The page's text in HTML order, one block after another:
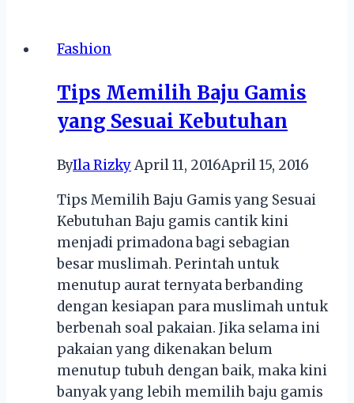
Fashion
Tips Memilih Baju Gamis
yang Sesuai Kebutuhan
ByIla RizkyApril 11, 2016April 15, 2016
Tips Memilih Baju Gamis yang Sesuai
Kebutuhan Baju gamis cantik kini
menjadi primadona bagi sebagian
besar muslimah. Perintah untuk
menutup aurat ternyata berbanding
dengan kesiapan para muslimah untuk
berbenah soal pakaian. Jika selama ini
pakaian yang dikenakan belum
menutup tubuh dengan baik, maka kini
banyak yang lebih memilih baju gamis